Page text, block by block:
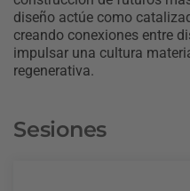
diseño actúe como
creando conexiones entre
impulsar una cultura
regenerativa.
Sesiones